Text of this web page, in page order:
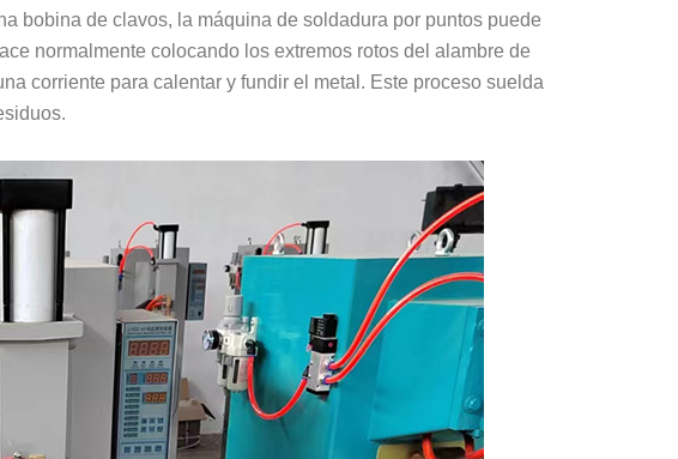
bobina de clavos, la máquina de soldadura por puntos puede
normalmente colocando los extremos rotos del alambre de
corriente para calentar y fundir el metal. Este proceso suelda